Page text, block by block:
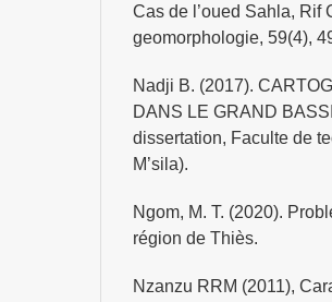
Cas de l’oued Sahla, Rif
geomorphologie, 59(4),
Nadji B. (2017).
DANS LE GRAND
dissertation, Faculte de
M’sila).
Ngom, M. T. (2020).
région de Thiès.
Nzanzu RRM (2011),